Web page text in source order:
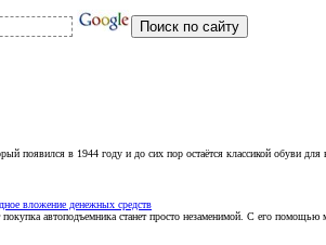
появился в 1944 году и до сих пор остаётся классикой обуви
вложение денежных средств
автоподъемника станет просто незаменимой. С его